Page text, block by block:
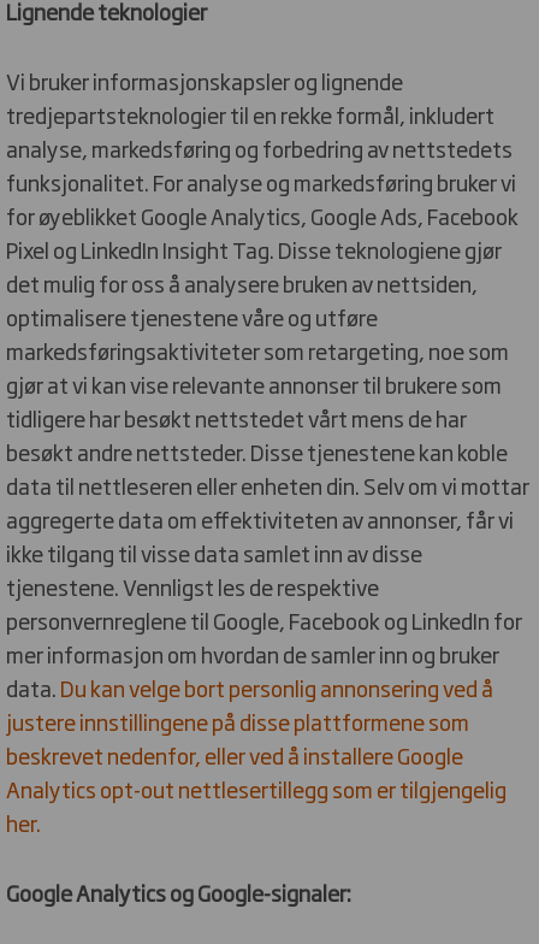
Lignende teknologier
Vi bruker informasjonskapsler og lignende
tredjepartsteknologier til en rekke formål, inkludert
analyse, markedsføring og forbedring av nettstedets
funksjonalitet. For analyse og markedsføring bruker vi
for øyeblikket Google Analytics, Google Ads, Facebook
Pixel og LinkedIn Insight Tag. Disse teknologiene gjør
det mulig for oss å analysere bruken av nettsiden,
optimalisere tjenestene våre og utføre
markedsføringsaktiviteter som retargeting, noe som
gjør at vi kan vise relevante annonser til brukere som
tidligere har besøkt nettstedet vårt mens de har
besøkt andre nettsteder. Disse tjenestene kan koble
data til nettleseren eller enheten din. Selv om vi mottar
aggregerte data om effektiviteten av annonser, får vi
ikke tilgang til visse data samlet inn av disse
tjenestene. Vennligst les de respektive
personvernreglene til Google, Facebook og LinkedIn for
mer informasjon om hvordan de samler inn og bruker
data.Du kan velge bort personlig annonsering ved å
justere innstillingene på disse plattformene som
beskrevet nedenfor, eller ved å installere Google
Analytics opt-out nettlesertillegg som er tilgjengelig
her.
Google Analytics og Google-signaler: